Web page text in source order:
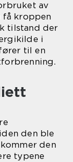
av
få kroppen
tilstand der
i
til en
den ble
den
typene